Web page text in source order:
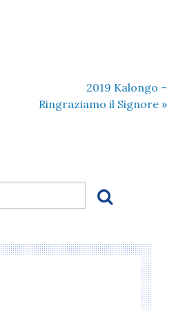
2019 Kalongo –
Ringraziamo il Signore »